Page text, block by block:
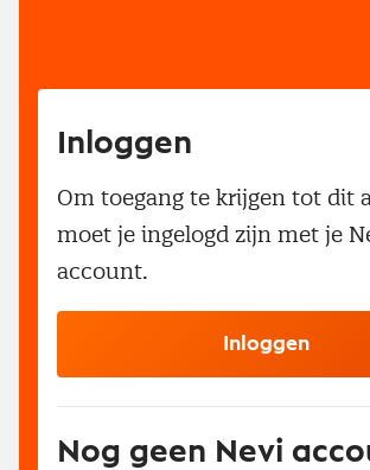
Inloggen
Om toegang te krijgen tot dit
moet je ingelogd zijn met je
account.
Inloggen
Nog geen Nevi